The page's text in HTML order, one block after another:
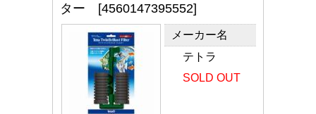
ター [4560147395552]
メーカー名
テトラ
SOLD OUT